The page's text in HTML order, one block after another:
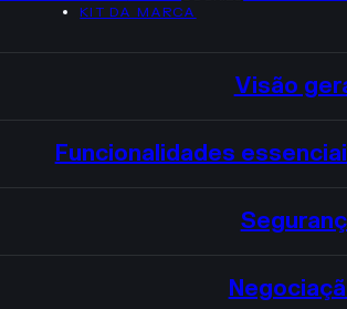
KIT DA MARCA
Visão
Funcionalidades